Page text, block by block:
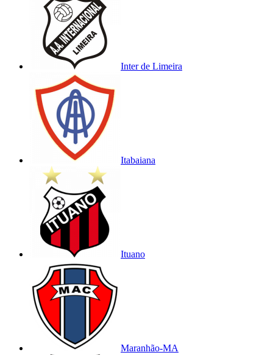
Inter de Limeira
Itabaiana
Ituano
Maranhão-MA